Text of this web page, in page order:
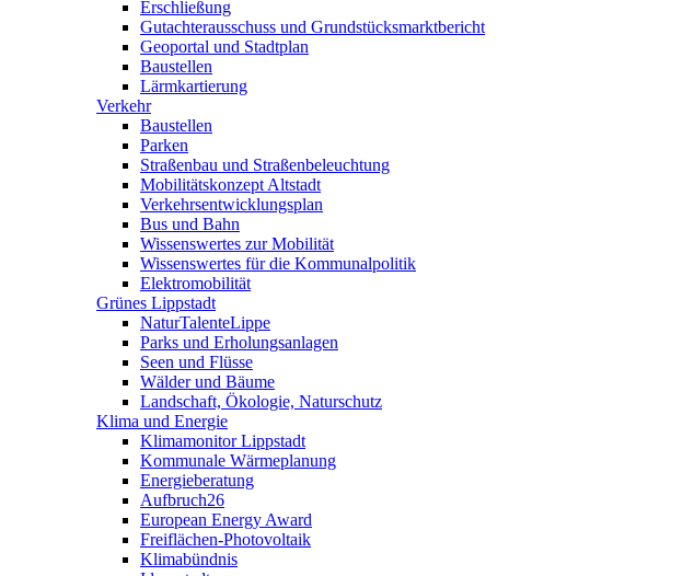
Erschließung
Gutachterausschuss und Grundstücksmarktbericht
Geoportal und Stadtplan
Baustellen
Lärmkartierung
Verkehr
Baustellen
Parken
Straßenbau und Straßenbeleuchtung
Mobilitätskonzept Altstadt
Verkehrsentwicklungsplan
Bus und Bahn
Wissenswertes zur Mobilität
Wissenswertes für die Kommunalpolitik
Elektromobilität
Grünes Lippstadt
NaturTalenteLippe
Parks und Erholungsanlagen
Seen und Flüsse
Wälder und Bäume
Landschaft, Ökologie, Naturschutz
Klima und Energie
Klimamonitor Lippstadt
Kommunale Wärmeplanung
Energieberatung
Aufbruch26
European Energy Award
Freiflächen-Photovoltaik
Klimabündnis